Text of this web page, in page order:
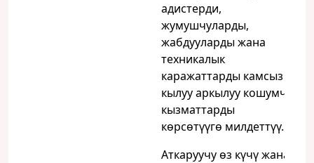
адистерди,
жумушчуларды,
жабдууларды жана
техникалык
каражаттарды камсыз
кылуу аркылуу кошумча
кызматтарды
көрсөтүүгө милдеттүү.
Аткаруучу өз күчү жана